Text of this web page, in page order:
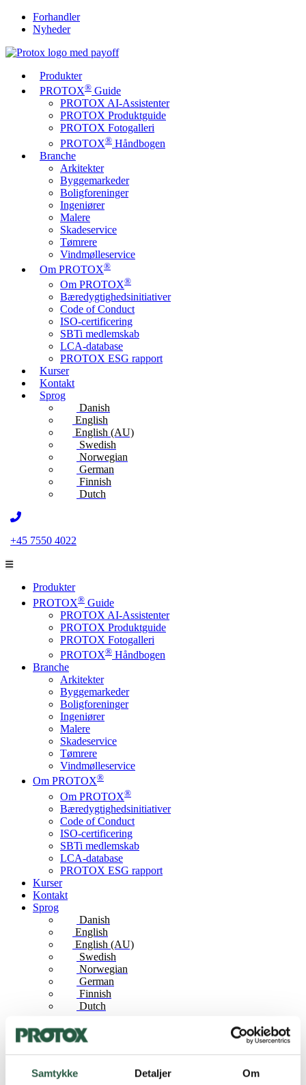
Samtykke Detaljer Om
Forhandler
Nyheder
Produkter
PROTOX® Guide
PROTOX AI-Assistenter
PROTOX Produktguide
PROTOX Fotogalleri
PROTOX® Håndbogen
Branche
Arkitekter
Byggemarkeder
Boligforeninger
Ingeniører
Malere
Skadeservice
Tømrere
Vindmølleservice
Om PROTOX®
Om PROTOX®
Bæredygtigheds­initiativer
Code of Conduct
ISO-certificering
SBTi medlemskab
LCA-database
PROTOX ESG rapport
Kurser
Kontakt
Sprog
Danish
English
English (AU)
Swedish
Norwegian
German
Finnish
Dutch
+45 7550 4022
Produkter
PROTOX® Guide
PROTOX AI-Assistenter
PROTOX Produktguide
PROTOX Fotogalleri
PROTOX® Håndbogen
Branche
Arkitekter
Byggemarkeder
Boligforeninger
Ingeniører
Malere
Skadeservice
Tømrere
Vindmølleservice
Om PROTOX®
Om PROTOX®
Bæredygtigheds­initiativer
Code of Conduct
ISO-certificering
SBTi medlemskab
LCA-database
PROTOX ESG rapport
Kurser
Kontakt
Sprog
Danish
English
English (AU)
Swedish
Norwegian
German
Finnish
Dutch
Hjem
Insektskader